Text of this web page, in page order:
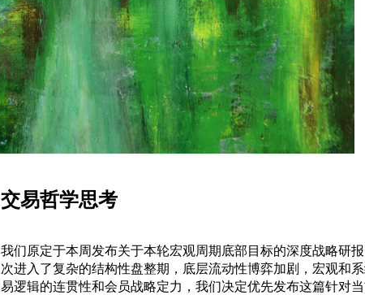
交易哲学思考
我们原定于本周发布关于本轮宏观周期底部目标的深度战略研
次进入了复杂的结构性盘整期，底层流动性博弈加剧，宏观和
易逻辑的连贯性和会员战略定力，我们决定优先发布这篇针对